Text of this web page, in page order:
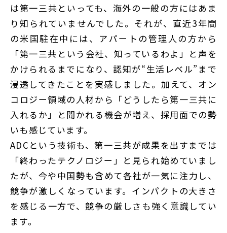
は第一三共といっても、海外の一般の方にはあま
り知られていませんでした。それが、直近3年間
の米国駐在中には、アパートの管理人の方から
「第一三共という会社、知っているわよ」と声を
かけられるまでになり、認知が“生活レベル”まで
浸透してきたことを実感しました。加えて、オン
コロジー領域の人材から「どうしたら第一三共に
入れるか」と聞かれる機会が増え、採用面での勢
いも感じています。
ADCという技術も、第一三共が成果を出すまでは
「終わったテクノロジー」と見られ始めていまし
たが、今や中国勢も含めて各社が一気に注力し、
競争が激しくなっています。インパクトの大きさ
を感じる一方で、競争の厳しさも強く意識してい
ます。